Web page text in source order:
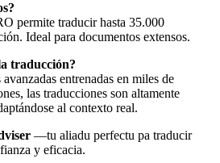
permite traducir hasta 35.000
Ideal para documentos extensos.
traducción?
entrenadas en miles de
las traducciones son altamente
al contexto real.
—tu aliadu perfectu pa traducir
y eficacia.